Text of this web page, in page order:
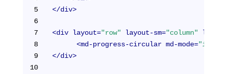
5
</div>
6
7
<div layout="row" layout-sm="column"
8
<md-progress-circular md-mode=
9
</div>
10